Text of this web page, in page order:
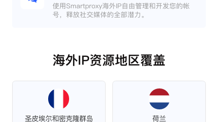
使用Smartproxy海外IP自由管理和开发您的帐
号，释放社交媒体的全部潜力。
海外IP资源地区覆盖
圣皮埃尔和密克隆群岛 荷兰